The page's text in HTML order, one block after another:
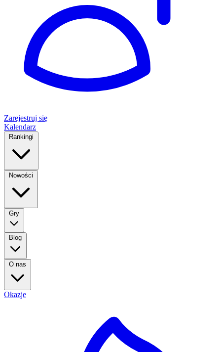
Zarejestruj się
Kalendarz
Rankingi
Nowości
Gry
Blog
O nas
Okazje